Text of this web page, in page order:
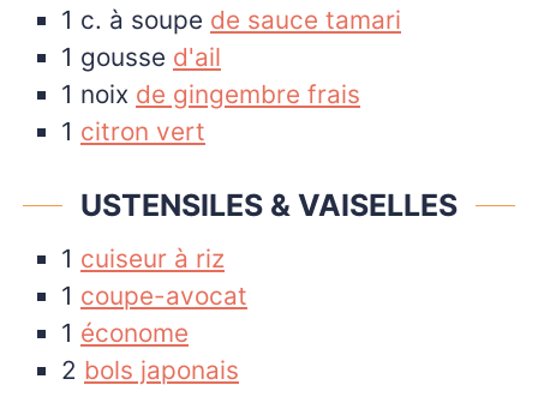
1 c. à soupe de sauce tamari
1 gousse d'ail
1 noix de gingembre frais
1 citron vert
USTENSILES & VAISELLES
1 cuiseur à riz
1 coupe-avocat
1 économe
2 bols japonais